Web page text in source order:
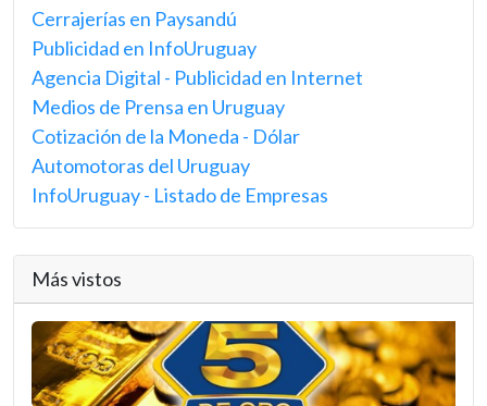
Cerrajerías en Paysandú
Publicidad en InfoUruguay
Agencia Digital - Publicidad en Internet
Medios de Prensa en Uruguay
Cotización de la Moneda - Dólar
Automotoras del Uruguay
InfoUruguay - Listado de Empresas
Más vistos